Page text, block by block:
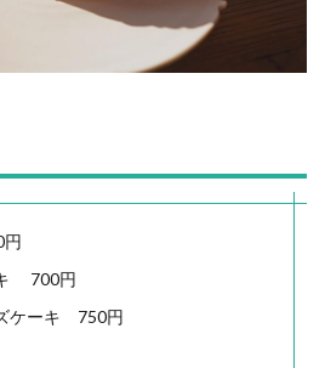
700円
ケーキ 750円